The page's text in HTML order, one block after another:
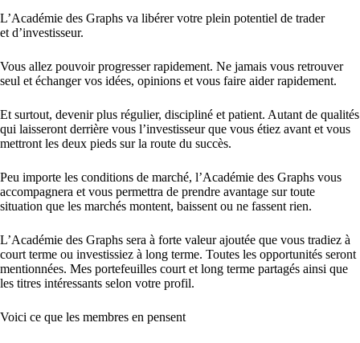
L’Académie des Graphs va libérer votre plein potentiel de trader
et d’investisseur.
Vous allez pouvoir progresser rapidement. Ne jamais vous retrouver
seul et échanger vos idées, opinions et vous faire aider rapidement.
Et surtout, devenir plus régulier, discipliné et patient. Autant de qualités
qui laisseront derrière vous l’investisseur que vous étiez avant et vous
mettront les deux pieds sur la route du succès.
Peu importe les conditions de marché, l’Académie des Graphs vous
accompagnera et vous permettra de prendre avantage sur toute
situation que les marchés montent, baissent ou ne fassent rien.
L’Académie des Graphs sera à forte valeur ajoutée que vous tradiez à
court terme ou investissiez à long terme. Toutes les opportunités seront
mentionnées. Mes portefeuilles court et long terme partagés ainsi que
les titres intéressants selon votre profil.
Voici ce que les membres en pensent